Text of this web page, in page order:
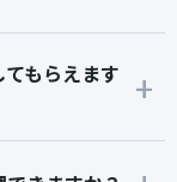
もらえます